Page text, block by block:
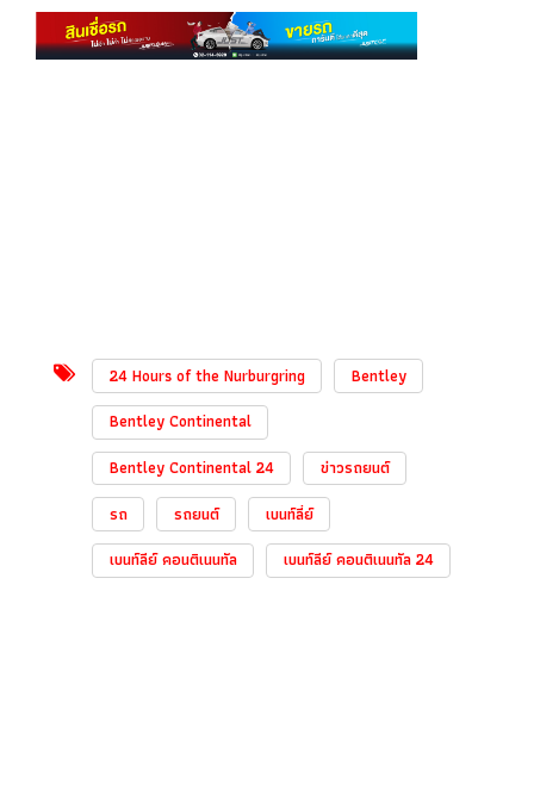
24 Hours of the Nurburgring
Bentley
Bentley Continental
Bentley Continental 24
ข่าวรถยนต์
รถ
รถยนต์
เบนท์ลี่ย์
เบนท์ลีย์ คอนติเนนทัล
เบนท์ลีย์ คอนติเนนทัล 24